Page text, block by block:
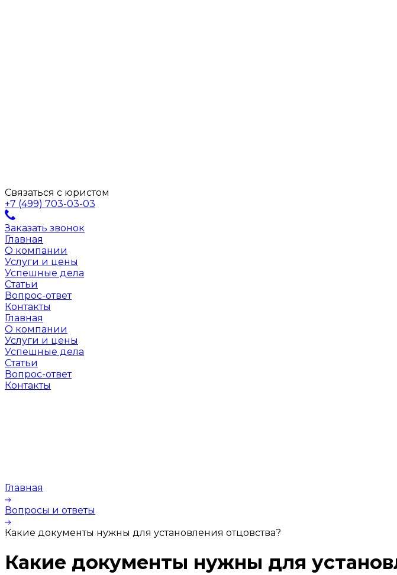
Связаться с юристом
+7 (499) 703-03-03
Заказать звонок
Главная
О компании
Услуги и цены
Успешные дела
Статьи
Вопрос-ответ
Контакты
Главная
О компании
Услуги и цены
Успешные дела
Статьи
Вопрос-ответ
Контакты
Главная
Вопросы и ответы
Какие документы нужны для установления отцовства?
Какие документы нужны для